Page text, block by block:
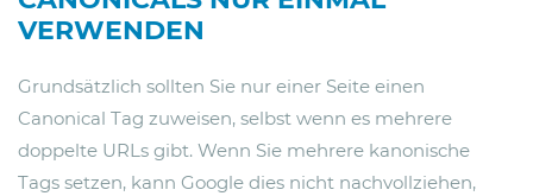
VERWENDEN
Grundsätzlich sollten Sie nur einer Seite einen
Canonical Tag zuweisen, selbst wenn es mehrere
doppelte URLs gibt. Wenn Sie mehrere kanonische
Tags setzen, kann Google dies nicht nachvollziehen,